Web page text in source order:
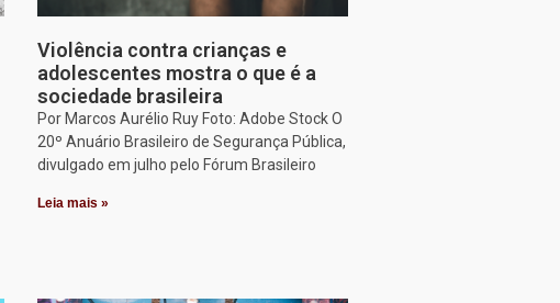
Violência contra crianças e
adolescentes mostra o que é a
sociedade brasileira
Por Marcos Aurélio Ruy Foto: Adobe Stock O
20º Anuário Brasileiro de Segurança Pública,
divulgado em julho pelo Fórum Brasileiro
Leia mais »